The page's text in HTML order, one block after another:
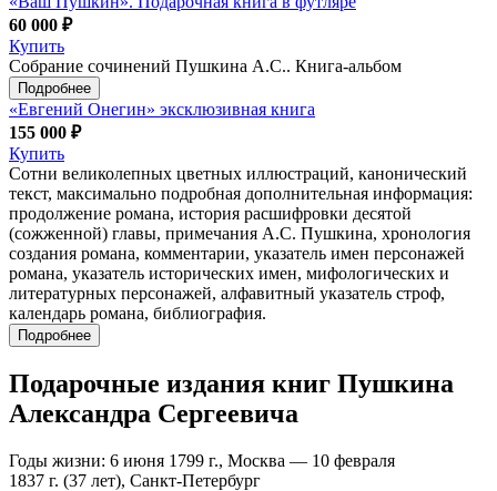
60 000 ₽
Купить
Собрание сочинений Пушкина А.С.. Книга-альбом
Подробнее
«Евгений Онегин» эксклюзивная книга
155 000 ₽
Купить
Сотни великолепных цветных иллюстраций, канонический
текст, максимально подробная дополнительная информация:
продолжение романа, история расшифровки десятой
(сожженной) главы, примечания А.С. Пушкина, хронология
создания романа, комментарии, указатель имен персонажей
романа, указатель исторических имен, мифологических и
литературных персонажей, алфавитный указатель строф,
календарь романа, библиография.
Подробнее
Подарочные издания книг Пушкина
Александра Сергеевича
Годы жизни: 6 июня 1799 г., Москва — 10 февраля
1837 г. (37 лет), Санкт-Петербург